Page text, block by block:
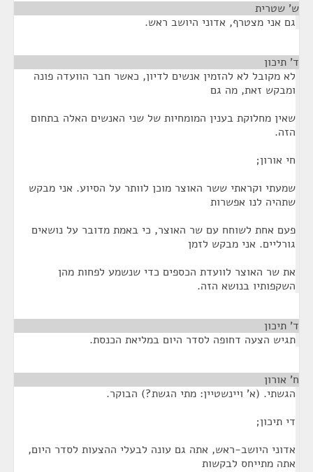
ש' שטרית
גם אני מצטרף, אדוני היושב ראש.
ד' תיכון
לא מקובל לא להזמין אנשים לדיון, כאשר חבר הוועדה פונה
ומבקש זאת, מה גם
שאין מחלוקת בענין המומחיות של שני האנשים האלה בתחום
הזה.
חי אורון;
שמעתי וקראתי ששר האוצר מוכן לוותר על הסיוע. אני מבקש
שתהיה לנו אפשרות
פעם אחת לשוחח עם שר האוצר, כי באמת מדובר על נושאים
גורליים. אני מבקש לזמן
את שר האוצר לוועדת הכספים כדי שנשמע לפחות מהן
השקפותיו בנושא הזה.
ד' תיכון
תגיש הצעה דחופה לסדר היום במליאת הכנסת.
ח' אורון
הגשתי. (א' ויינשטיין: מתי הגשת?) הבוקר.
די תיכון;
אדוני היושב-ראש, אתה גם עונה לבעלי ההצעות לסדר היום,
אתה מתייחס לבקשות